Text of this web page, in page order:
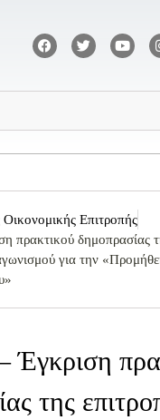
Επιτροπής
πρακτικού δημοπρασίας
για την
Έγκριση
της